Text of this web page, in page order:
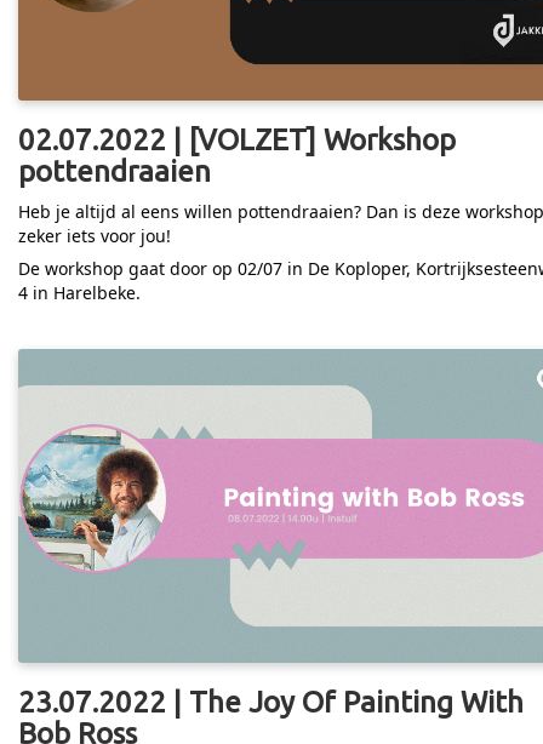
02.07.2022 | [VOLZET] Workshop
pottendraaien
Heb je altijd al eens willen pottendraaien? Dan is deze workshop
zeker iets voor jou!
De workshop gaat door op 02/07 in De Koploper,
4 in Harelbeke.
23.07.2022 | The Joy Of Painting With
Bob Ross